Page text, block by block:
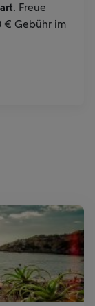
. Freue
€ Gebühr im